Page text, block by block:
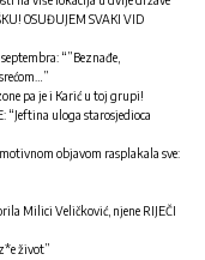
OSUĐUJEM SVAKI VID
“”Beznađe,
pa je i Karić u toj grupi!
“Jeftina uloga starosjedioca
objavom rasplakala sve:
Milici Veličković, njene RIJEČI
život”